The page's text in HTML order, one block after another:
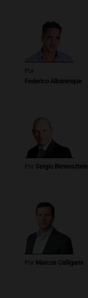
Por
Federico Albarenque
Por Sergio Berensztein
Por Marcos Calligaris